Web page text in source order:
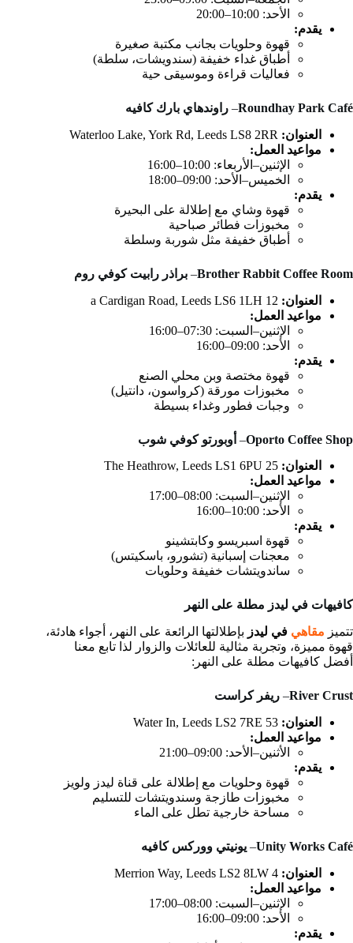
الأحد: 10:00–20:00
يقدم:
قهوة وحلويات بجانب مكتبة صغيرة
أطباق غداء خفيفة (سندويشات، سلطة)
فعاليات قراءة وموسيقى حية
Roundhay Park Café
– راوندهاي بارك كافيه
العنوان:
مواعيد العمل:
الإثنين–الأربعاء: 10:00–16:00
الخميس–الأحد: 09:00–18:00
يقدم:
قهوة وشاي مع إطلالة على البحيرة
مخبوزات فطائر صباحية
أطباق خفيفة مثل شوربة وسلطة
Brother Rabbit Coffee Room
– براذر رابيت كوفي روم
العنوان:
مواعيد العمل:
الإثنين–السبت: 07:30–16:00
الأحد: 09:00–16:00
يقدم:
قهوة مختصة وبن محلي الصنع
مخبوزات مورقة (كرواسون، دانتيل)
وجبات فطور وغداء بسيطة
Oporto Coffee Shop
– أوبورتو كوفي شوب
العنوان:
مواعيد العمل:
الإثنين–السبت: 08:00–17:00
الأحد: 10:00–16:00
يقدم:
قهوة اسبريسو وكابتشينو
معجنات إسبانية (تشورو، باسكيتس)
ساندويتشات خفيفة وحلويات
كافيهات في ليدز مطلة على النهر
تتميز مقاهي في ليدز بإطلالتها الرائعة على النهر، أجواء هادئة،
قهوة مميزة، وتجربة مثالية للعائلات والزوار لذا تابع معنا
أفضل كافيهات مطلة على النهر:
River Crust
– ريفر كراست
العنوان:
مواعيد العمل:
الأثنين–الأحد: 09:00–21:00
يقدم:
قهوة وحلويات مع إطلالة على قناة ليدز ولويز
مخبوزات طازجة وسندويتشات للتسليم
مساحة خارجية تطل على الماء
Unity Works Café
– يونيتي ووركس كافيه
العنوان:
مواعيد العمل:
الإثنين–السبت: 08:00–17:00
الأحد: 09:00–16:00
يقدم: